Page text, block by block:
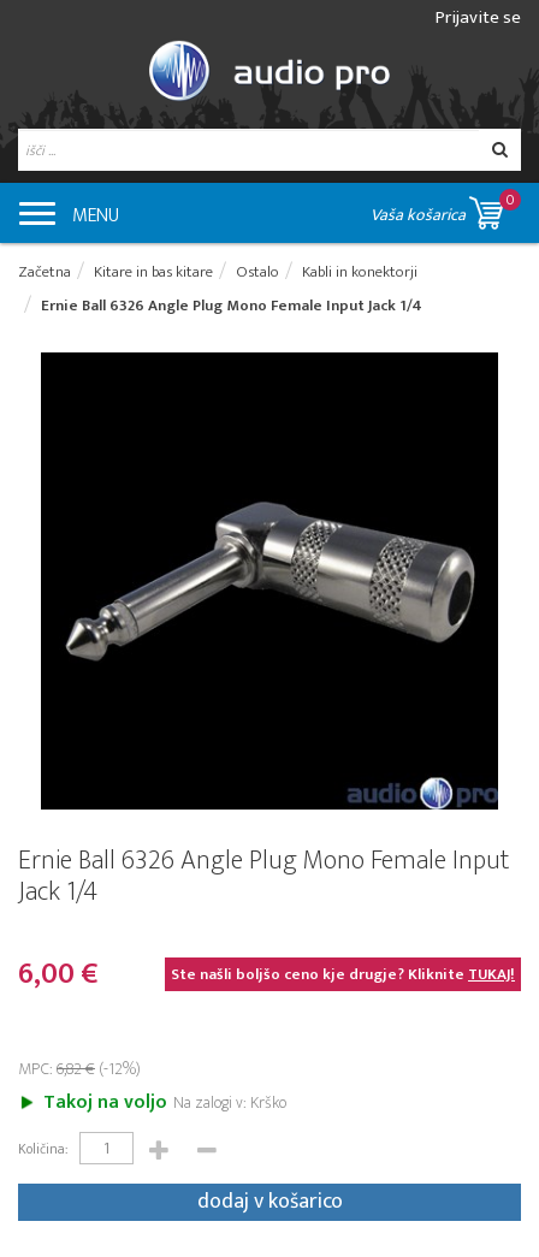
Prijavite se
MENU Vaša košarica
0
Začetna Kitare in bas kitare Ostalo
Kabli in konektorji
Ernie Ball 6326 Angle Plug Mono Female Input Jack 1/4
Ernie Ball 6326 Angle Plug Mono Female Input
Jack 1/4
6,00 € Ste našli boljšo ceno kje drugje? KlikniteTUKAJ!
MPC:6,82 €(-12%)
Takoj na voljo Na zalogi v: Krško
Količina:
dodaj v košarico